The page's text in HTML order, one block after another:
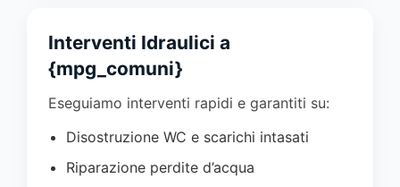
Interventi Idraulici a
{mpg_comuni}
Eseguiamo interventi rapidi e garantiti su:
Disostruzione WC e scarichi intasati
Riparazione perdite d’acqua